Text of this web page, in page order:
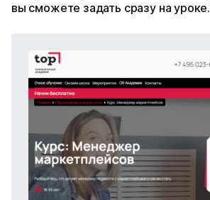
вы сможете задать сразу на уроке.